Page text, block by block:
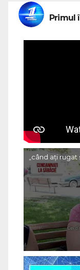
Primul
„când ați